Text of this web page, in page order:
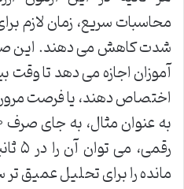
محاسبات سریع، زمان لازم
شدت کاهش می دهند. این
آموزان اجازه می دهد تا وقت
اختصاص دهند، یا فرصت
مانده را برای تحلیل عمیق